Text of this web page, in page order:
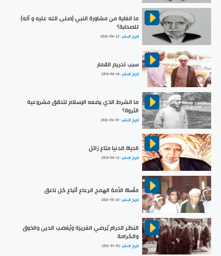
ما الغاية من مشاورة النبي (صلى الله عليه و آله)
للصحابة؟
تاريخ النشر :2023-09-25
سبب تحريم القمار
تاريخ النشر :2019-06-18
ما الشرط الذي يضعه الإسلام لتحقق مشروعية
الثروة؟
تاريخ النشر :2021-03-07
الحياة الدنيا متاع زائل
تاريخ النشر :2019-09-13
مأساة الأمة الهمج الرعاع أتباع كل ناعق
تاريخ النشر :2021-10-26
النظر الحرام يُرضي الغريزة ويُغضب الدين والذوق
والكرامة
تاريخ النشر :2021-01-02